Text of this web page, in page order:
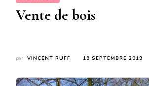
Vente de bois
par VINCENT RUFF 19 SEPTEMBRE 2019